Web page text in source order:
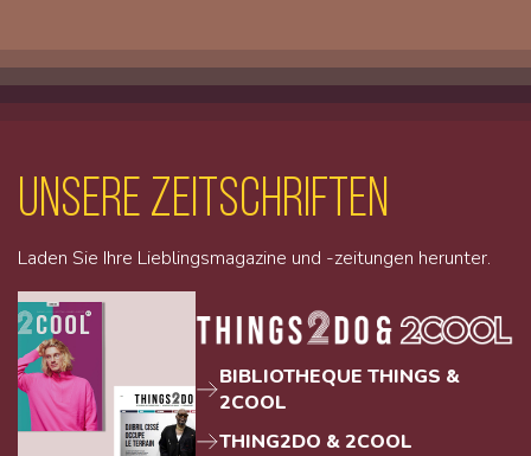
unsere Zeitschriften
Laden Sie Ihre Lieblingsmagazine und -zeitungen herunter.
BIBLIOTHEQUE THINGS &
2COOL
THING2DO & 2COOL